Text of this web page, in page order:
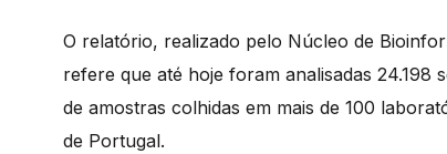
O relatório, realizado pelo Núcleo de
refere que até hoje foram analisadas
de amostras colhidas em mais de 100
de Portugal.